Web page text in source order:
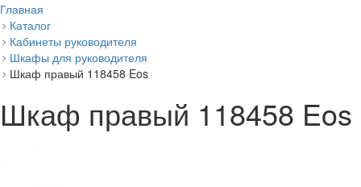
Главная
Каталог
Кабинеты руководителя
Шкафы для руководителя
Шкаф правый 118458 Eos
Шкаф правый 118458 Eos